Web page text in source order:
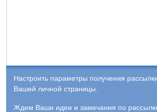
Настроить параметры получения
Вашей личной страницы.
Ждем Ваши идеи и замечания по